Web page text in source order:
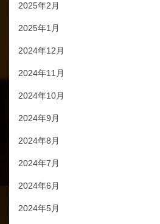
2025年2月
2025年1月
2024年12月
2024年11月
2024年10月
2024年9月
2024年8月
2024年7月
2024年6月
2024年5月